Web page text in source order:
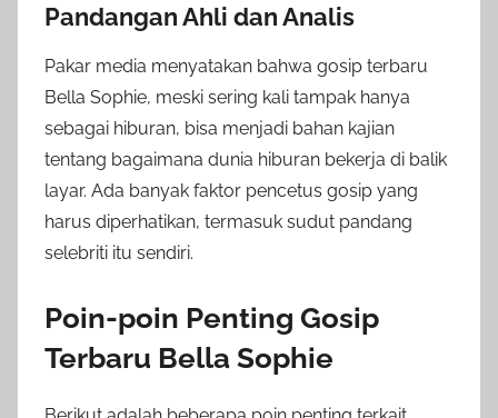
Pandangan Ahli dan Analis
Pakar media menyatakan bahwa gosip terbaru
Bella Sophie, meski sering kali tampak hanya
sebagai hiburan, bisa menjadi bahan kajian
tentang bagaimana dunia hiburan bekerja di balik
layar. Ada banyak faktor pencetus gosip yang
harus diperhatikan, termasuk sudut pandang
selebriti itu sendiri.
Poin-poin Penting Gosip
Terbaru Bella Sophie